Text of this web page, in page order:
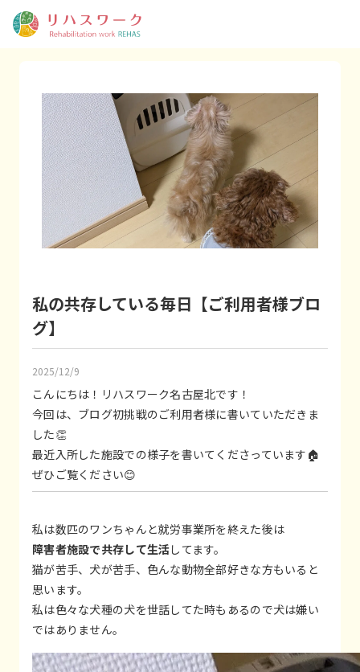
私の共存している毎日【ご利用者様ブロ
グ】
2025/12/9
こんにちは！リハスワーク名古屋北です！
今回は、ブログ初挑戦のご利用者様に書いていただきま
した👏
最近入所した施設での様子を書いてくださっています🏠
ぜひご覧ください😊
私は数匹のワンちゃんと就労事業所を終えた後は
障害者施設で共存して生活してます。
猫が苦手、犬が苦手、色んな動物全部好きな方もいると
思います。
私は色々な犬種の犬を世話してた時もあるので犬は嫌い
ではありません。